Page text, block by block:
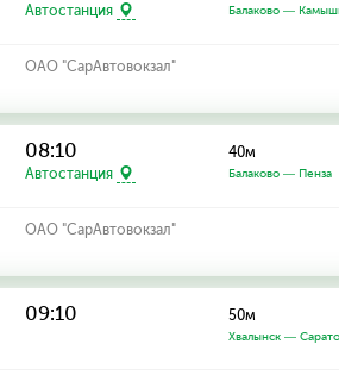
Автостанция Балаково —
ОАО "СарАвтовокзал"
08:10
Автостанция
40м
Балаково — Пенза
ОАО "СарАвтовокзал"
09:10 50м
Хвалынск —